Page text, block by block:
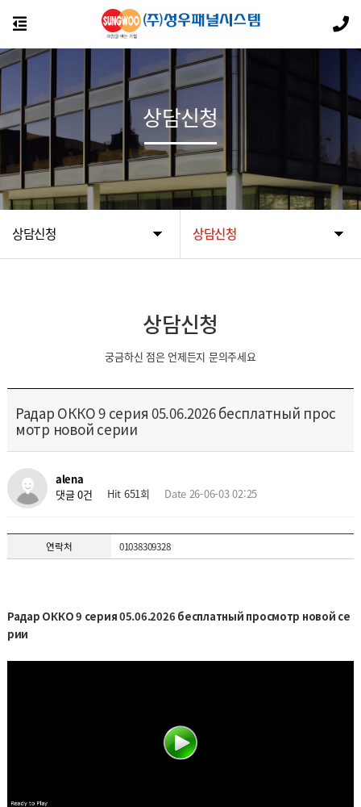
상담신청 상담신청
상담신청
상담신청
궁금하신 점은 언제든지 문의주세요
Радар ОККО 9 серия 05.06.2026 бесплатный прос
мотр новой серии
alena
댓글 0건
Hit 651회 Date 26-06-03 02:25
연락처 01038309328
Радар ОККО 9 серия 05.06.2026 бесплатный просмотр новой се
рии